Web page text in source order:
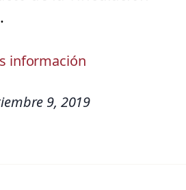
información
9, 2019